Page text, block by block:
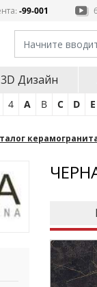
-99-001
3D Дизайн
4 A B C D E